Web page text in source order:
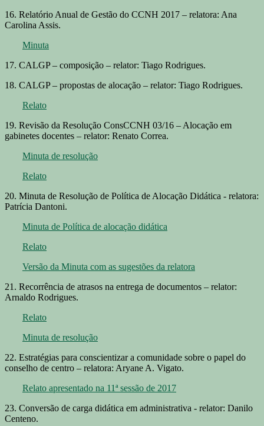
16. Relatório Anual de Gestão do CCNH 2017 – relatora: Ana
Carolina Assis.
Minuta
17. CALGP – composição – relator: Tiago Rodrigues.
18. CALGP – propostas de alocação – relator: Tiago Rodrigues.
Relato
19. Revisão da Resolução ConsCCNH 03/16 – Alocação em
gabinetes docentes – relator: Renato Correa.
Minuta de resolução
Relato
20. Minuta de Resolução de Política de Alocação Didática - relatora:
Patrícia Dantoni.
Minuta de Política de alocação didática
Relato
Versão da Minuta com as sugestões da relatora
21. Recorrência de atrasos na entrega de documentos – relator:
Arnaldo Rodrigues.
Relato
Minuta de resolução
22. Estratégias para conscientizar a comunidade sobre o papel do
conselho de centro – relatora: Aryane A. Vigato.
Relato apresentado na 11ª sessão de 2017
23. Conversão de carga didática em administrativa - relator: Danilo
Centeno.